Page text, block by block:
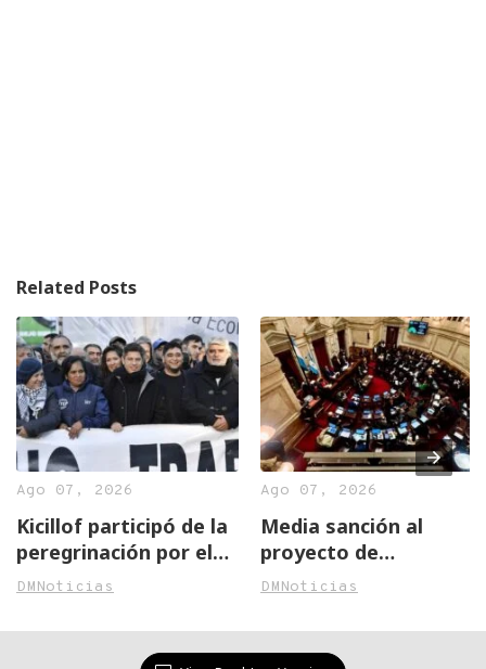
Related Posts
Ago 07, 2026
Kicillof participó de la
peregrinación por el
Día de San Cayetano
DMNoticias
Ago 07, 2026
Media sanción al
proyecto de
inviolabilidad de la
qué cambios aprobó el
Senado y qué pasará
DMNoticias